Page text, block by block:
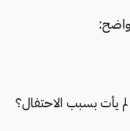
يأت بسبب الاحتفال؟